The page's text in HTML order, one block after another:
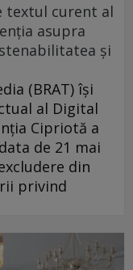
textul curent al
asupra
și
(BRAT) își
al Digital
Cipriotă a
de 21 mai
din
privind